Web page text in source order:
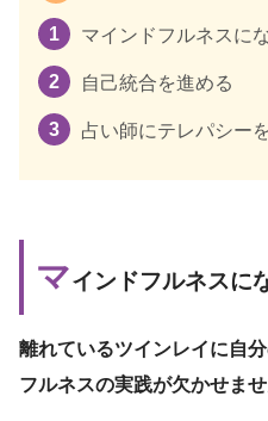
マインドフルネスに
自己統合を進める
占い師にテレパシー
マインドフルネスに
離れているツインレイに自
フルネスの実践が欠かせませ